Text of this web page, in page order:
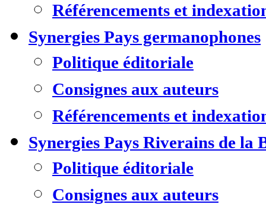
Référencements et
Synergies Pays germanophones
Politique éditoriale
Consignes aux auteurs
Référencements et
Synergies Pays Riverains de la
Politique éditoriale
Consignes aux auteurs